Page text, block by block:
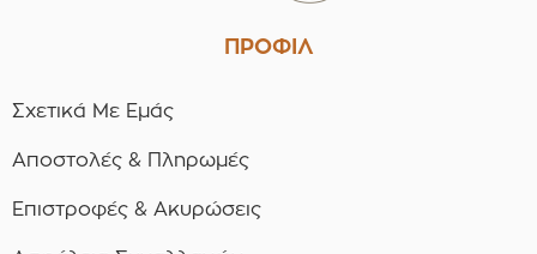
ΠΡΟΦΙΛ
Σχετικά Με Εμάς
Αποστολές & Πληρωμές
Επιστροφές & Ακυρώσεις